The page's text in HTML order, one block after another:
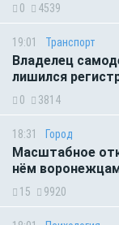
0 4539
19:01 Транспорт
Владелец
лишился
0 3814
18:31 Город
Масштабное
нём
15 9920